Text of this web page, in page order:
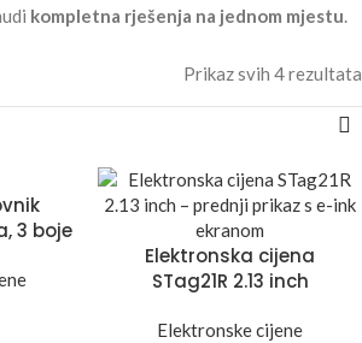
kompletna rješenja na jednom mjestu.
Prikaz svih 4 rezultata
3 boje
Elektronska cijena
STag21R 2.13 inch
Elektronske cijene